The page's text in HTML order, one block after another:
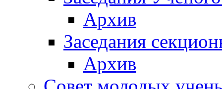
Архив
Заседания
Архив